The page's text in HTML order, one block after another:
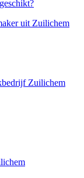
uit Zuilichem
Zuilichem